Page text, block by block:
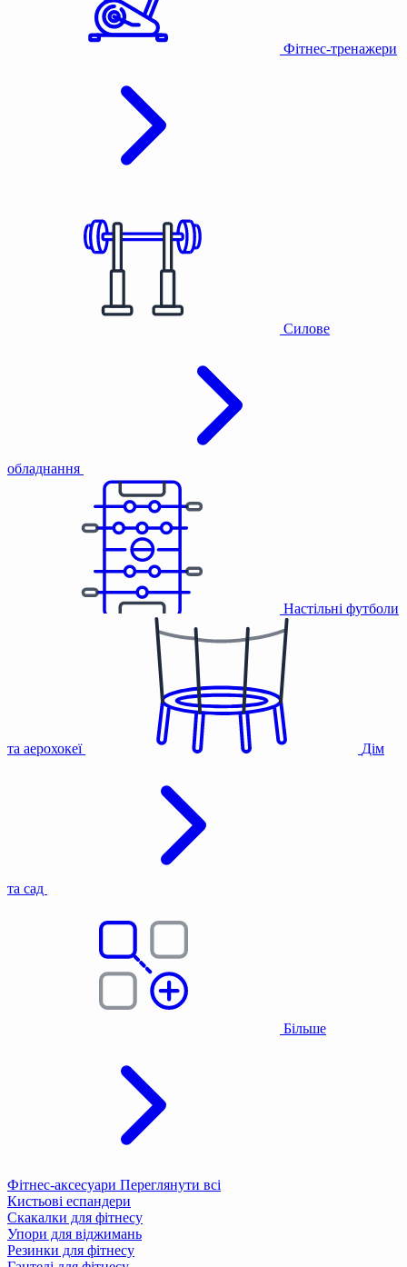
Фітнес-тренажери
Силове
обладнання
Настільні футболи
та аерохокеї Дім
та сад
Більше
Фітнес-аксесуари Переглянути всі
Кистьові еспандери
Скакалки для фітнесу
Упори для віджимань
Резинки для фітнесу